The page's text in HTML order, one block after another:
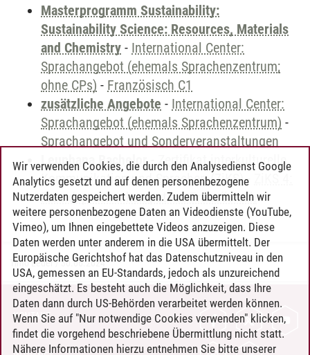
Masterprogramm Sustainability:
Sustainability Science: Resources, Materials
and Chemistry - International Center:
Sprachangebot (ehemals Sprachenzentrum;
ohne CPs) - Französisch C1
zusätzliche Angebote - International Center:
Sprachangebot (ehemals Sprachenzentrum) -
Sprachangebot und Sonderveranstaltungen
Leuphana Bachelor-Zertifikat interkulturelle
Kommunikation und Sprachen (ZiKS)-
Fremdsprachenkompetenz Französisch
Timo Leder/30.06.2024
KONTAKT
LEUPHANA ALS ARBEITGEBER
Wir verwenden Cookies, die durch den Analysedienst Google
Analytics gesetzt und auf denen personenbezogene
Nutzerdaten gespeichert werden. Zudem übermitteln wir
weitere personenbezogene Daten an Videodienste (YouTube,
Vimeo), um Ihnen eingebettete Videos anzuzeigen. Diese
Daten werden unter anderem in die USA übermittelt. Der
Europäische Gerichtshof hat das Datenschutzniveau in den
USA, gemessen an EU-Standards, jedoch als unzureichend
eingeschätzt. Es besteht auch die Möglichkeit, dass Ihre
Daten dann durch US-Behörden verarbeitet werden können.
Wenn Sie auf "Nur notwendige Cookies verwenden" klicken,
findet die vorgehend beschriebene Übermittlung nicht statt.
Nähere Informationen hierzu entnehmen Sie bitte unserer